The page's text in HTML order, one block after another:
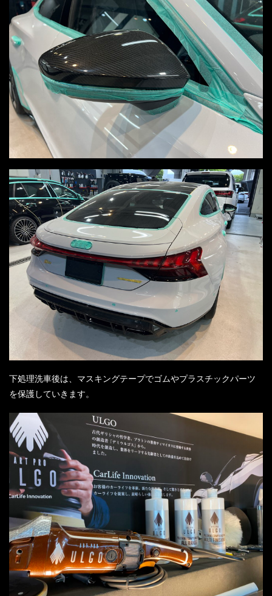
下処理洗車後は、マスキングテープでゴムやプラスチックパーツ
を保護していきます。